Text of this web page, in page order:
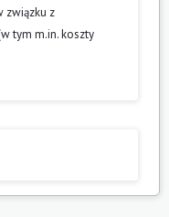
związku z
tym m.in. koszty